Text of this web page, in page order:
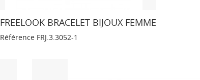
FREELOOK BRACELET BIJOUX FEMME
Référence FRJ.3.3052-1